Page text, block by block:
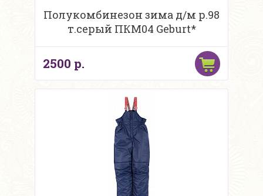
Полукомбинезон зима д/м р.98
т.серый ПКМ04 Geburt*
2500 р.